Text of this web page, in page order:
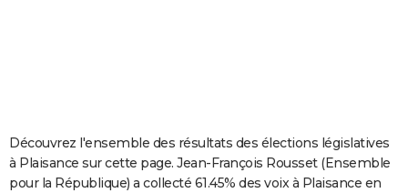
Carte de Noël
Carte Bonne année
Carte Saint-Valentin
Carte Pâques
Carte d'anniversaire
DICTIONNAIRE
Découvrez l'ensemble des résultats des élections législatives
à Plaisance sur cette page. Jean-François Rousset (Ensemble
pour la République) a collecté 61.45% des voix à Plaisance en